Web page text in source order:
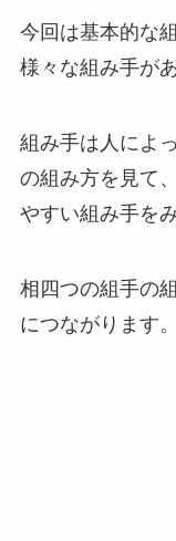
今回は基本的な
様々な組み手が
組み手は人によ
の組み方を見て
やすい組み手を
相四つの組手の
につながります。